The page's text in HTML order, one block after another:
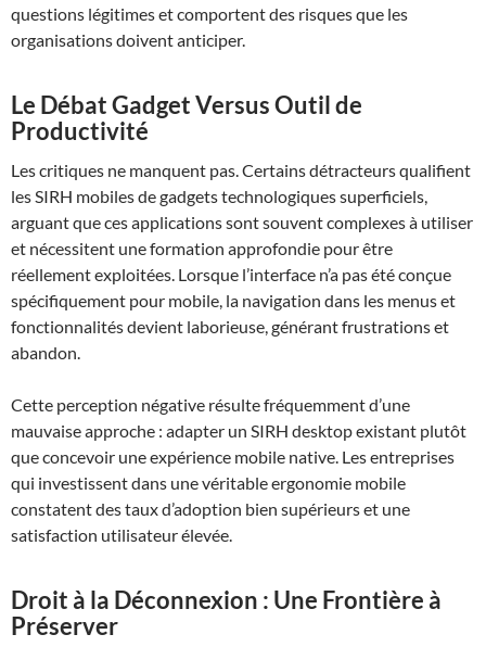
questions légitimes et comportent des risques que les
organisations doivent anticiper.
Le Débat Gadget Versus Outil de
Productivité
Les critiques ne manquent pas. Certains détracteurs qualifient
les SIRH mobiles de gadgets technologiques superficiels,
arguant que ces applications sont souvent complexes à utiliser
et nécessitent une formation approfondie pour être
réellement exploitées. Lorsque l’interface n’a pas été conçue
spécifiquement pour mobile, la navigation dans les menus et
fonctionnalités devient laborieuse, générant frustrations et
abandon.
Cette perception négative résulte fréquemment d’une
mauvaise approche : adapter un SIRH desktop existant plutôt
que concevoir une expérience mobile native. Les entreprises
qui investissent dans une véritable ergonomie mobile
constatent des taux d’adoption bien supérieurs et une
satisfaction utilisateur élevée.
Droit à la Déconnexion : Une Frontière à
Préserver